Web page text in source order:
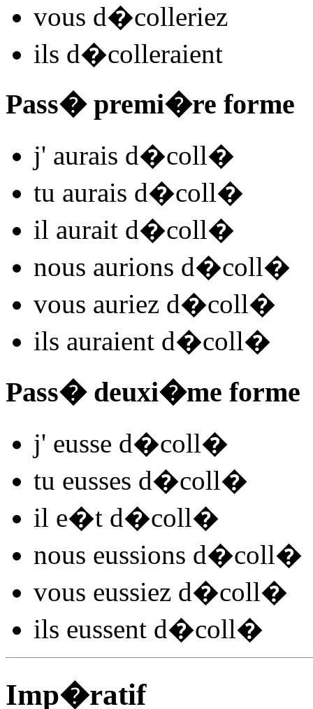
vous d�colleriez
ils d�colleraient
Pass� premi�re forme
j' aurais d�coll�
tu aurais d�coll�
il aurait d�coll�
nous aurions d�coll�
vous auriez d�coll�
ils auraient d�coll�
Pass� deuxi�me forme
j' eusse d�coll�
tu eusses d�coll�
il e�t d�coll�
nous eussions d�coll�
vous eussiez d�coll�
ils eussent d�coll�
Imp�ratif